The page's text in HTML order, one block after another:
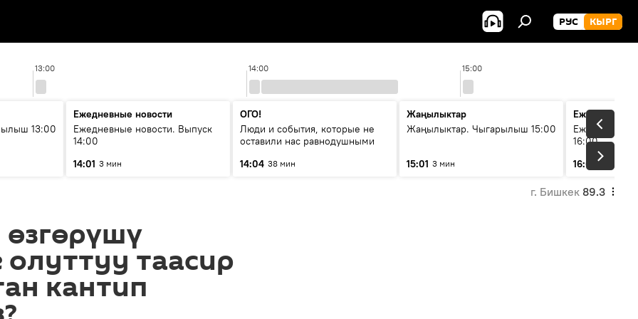
РУС КЫРГ
13:00 14:00 15:00
13:00
Ежедневные новости
Ежедневные новости. Выпуск
14:00
14:01 3 мин
ОГО!
Люди и события, которые не
оставили нас равнодушными
14:04 38 мин
Жаңылыктар
Жаңылыктар. Чыгарылыш 15:00
15:01 3 мин
Ежедневные
Ежедневные
16:00
16:01
3 мин
г. Бишкек 89.3
олуттуу таасир
кантип